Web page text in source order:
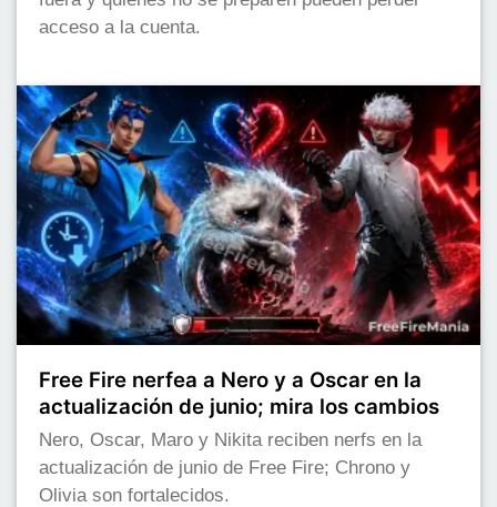
acceso a la cuenta.
Free Fire nerfea a Nero y a Oscar en la
actualización de junio; mira los cambios
Nero, Oscar, Maro y Nikita reciben nerfs en la
actualización de junio de Free Fire; Chrono y
Olivia son fortalecidos.